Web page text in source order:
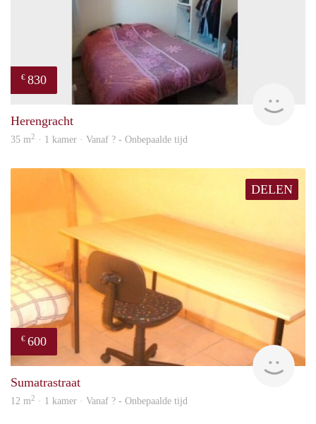
€ 830
Herengracht
35 m2 · 1 kamer · Vanaf ? - Onbepaalde tijd
DELEN
€ 600
Sumatrastraat
12 m2 · 1 kamer · Vanaf ? - Onbepaalde tijd